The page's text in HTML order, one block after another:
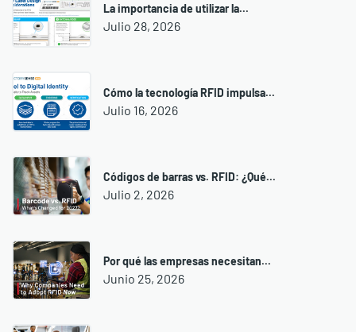
La importancia de utilizar la...
Julio 28, 2026
Cómo la tecnología RFID impulsa...
Julio 16, 2026
Códigos de barras vs. RFID: ¿Qué...
Julio 2, 2026
Por qué las empresas necesitan...
Junio 25, 2026